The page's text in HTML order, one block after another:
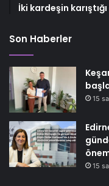
İki kardeşin
Son Haberler
15
15